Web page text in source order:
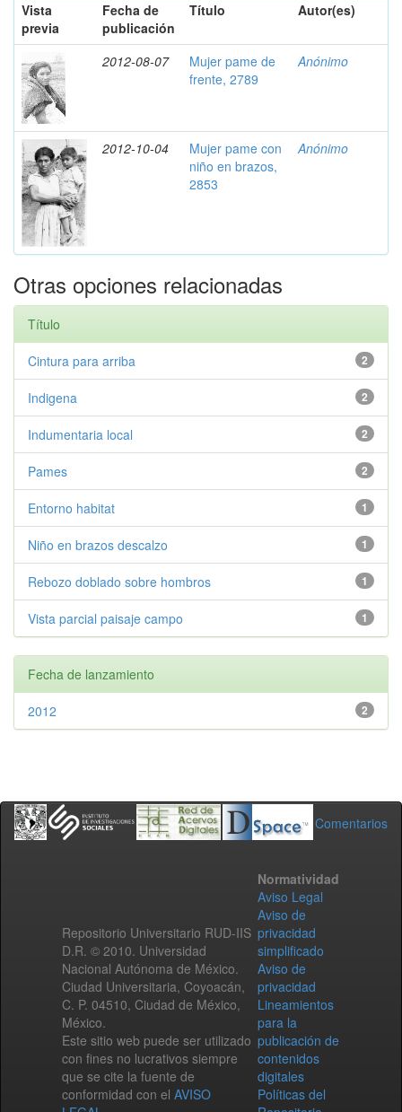
Vista
previa
Fecha de
publicación
Título Autor(es)
2012-08-07
Mujer pame de
frente, 2789
Anónimo
2012-10-04
Mujer pame con
niño en brazos,
2853
Anónimo
Otras opciones relacionadas
Título
2
Cintura para arriba
2
Indigena
2
Indumentaria local
2
Pames
1
Entorno habitat
1
Niño en brazos descalzo
1
Rebozo doblado sobre hombros
1
Vista parcial paisaje campo
Fecha de lanzamiento
2
2012
Comentarios
Repositorio Universitario RUD-IIS
D.R. © 2010. Universidad
Nacional Autónoma de México.
Ciudad Universitaria, Coyoacán,
C. P. 04510, Ciudad de México,
México.
Este sitio web puede ser utilizado
con fines no lucrativos siempre
que se cite la fuente de
conformidad con el AVISO
Normatividad
Aviso Legal
Aviso de
privacidad
simplificado
Aviso de
privacidad
Lineamientos
para la
publicación de
contenidos
digitales
Políticas del